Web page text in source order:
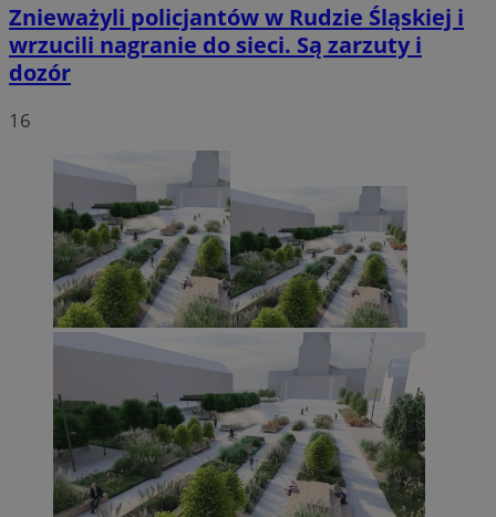
Znieważyli policjantów w Rudzie Śląskiej i
wrzucili nagranie do sieci. Są zarzuty i
dozór
16